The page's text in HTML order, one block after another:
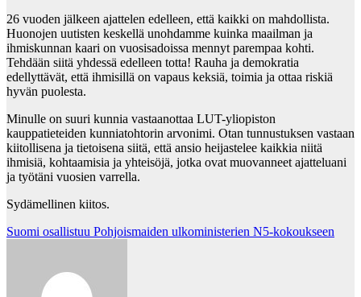
26 vuoden jälkeen ajattelen edelleen, että kaikki on mahdollista.
Huonojen uutisten keskellä unohdamme kuinka maailman ja
ihmiskunnan kaari on vuosisadoissa mennyt parempaa kohti.
Tehdään siitä yhdessä edelleen totta! Rauha ja demokratia
edellyttävät, että ihmisillä on vapaus keksiä, toimia ja ottaa riskiä
hyvän puolesta.
Minulle on suuri kunnia vastaanottaa LUT-yliopiston
kauppatieteiden kunniatohtorin arvonimi. Otan tunnustuksen vastaan
kiitollisena ja tietoisena siitä, että ansio heijastelee kaikkia niitä
ihmisiä, kohtaamisia ja yhteisöjä, jotka ovat muovanneet ajatteluani
ja työtäni vuosien varrella.
Sydämellinen kiitos.
Post
Suomi osallistuu Pohjoismaiden ulkoministerien N5-kokoukseen